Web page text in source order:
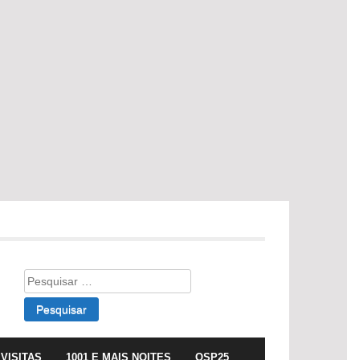
Pesquisar
por:
VISITAS 1001 E MAIS NOITES OSP25